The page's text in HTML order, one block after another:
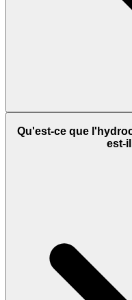
Qu'est-ce que
est-